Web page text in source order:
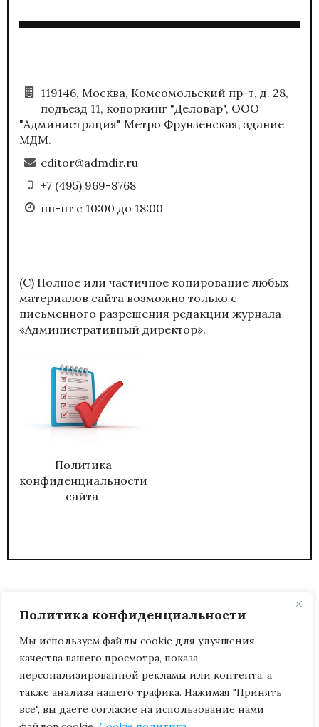
Политика конфиденциальности
Мы используем файлы cookie для улучшения
качества вашего просмотра, показа
персонализированной рекламы или контента, а
также анализа нашего трафика. Нажимая "Принять
все", вы даете согласие на использование нами
119146, Москва, Комсомольский пр-т, д. 28,
подъезд 11, коворкинг "Деловар", ООО
"Администрация" Метро Фрунзенская, здание
МДМ.
editor@admdir.ru
+7 (495) 969-8768
пн-пт с 10:00 до 18:00
(С) Полное или частичное копирование любых
материалов сайта возможно только с
письменного разрешения редакции журнала
«Административный директор».
Политика
конфиденциальности
сайта
ДИРЕКТОР.